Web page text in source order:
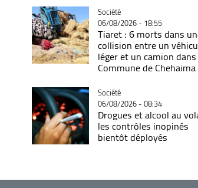
Catégorie
Société
06/08/2026 - 18:55
Tiaret : 6 morts dans
collision entre un
léger et un camion
Commune de Chehaima
Catégorie
Société
06/08/2026 - 08:34
Drogues et alcool au
les contrôles inopinés
bientôt déployés